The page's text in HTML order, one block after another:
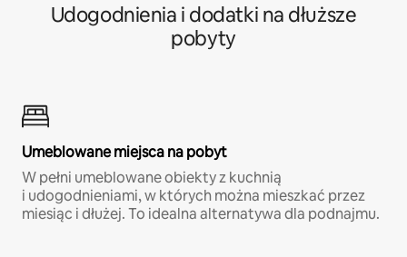
Udogodnienia i dodatki na dłuższe
pobyty
Umeblowane miejsca na pobyt
W pełni umeblowane obiekty z kuchnią
i udogodnieniami, w których można mieszkać przez
miesiąc i dłużej. To idealna alternatywa dla podnajmu.